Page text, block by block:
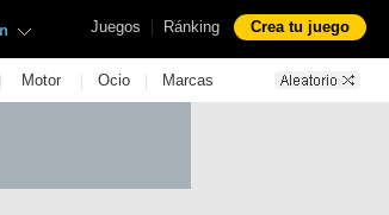
Juegos | Ránking Crea tu juego
| Motor | Ocio | Marcas